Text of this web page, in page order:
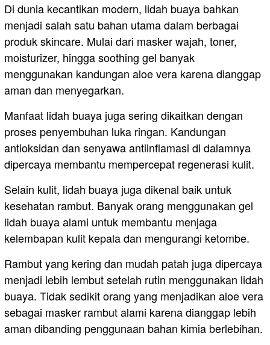
Di dunia kecantikan modern, lidah buaya bahkan
menjadi salah satu bahan utama dalam berbagai
produk skincare. Mulai dari masker wajah, toner,
moisturizer, hingga soothing gel banyak
menggunakan kandungan aloe vera karena dianggap
aman dan menyegarkan.
Manfaat lidah buaya juga sering dikaitkan dengan
proses penyembuhan luka ringan. Kandungan
antioksidan dan senyawa antiinflamasi di dalamnya
dipercaya membantu mempercepat regenerasi kulit.
Selain kulit, lidah buaya juga dikenal baik untuk
kesehatan rambut. Banyak orang menggunakan gel
lidah buaya alami untuk membantu menjaga
kelembapan kulit kepala dan mengurangi ketombe.
Rambut yang kering dan mudah patah juga dipercaya
menjadi lebih lembut setelah rutin menggunakan lidah
buaya. Tidak sedikit orang yang menjadikan aloe vera
sebagai masker rambut alami karena dianggap lebih
aman dibanding penggunaan bahan kimia berlebihan.